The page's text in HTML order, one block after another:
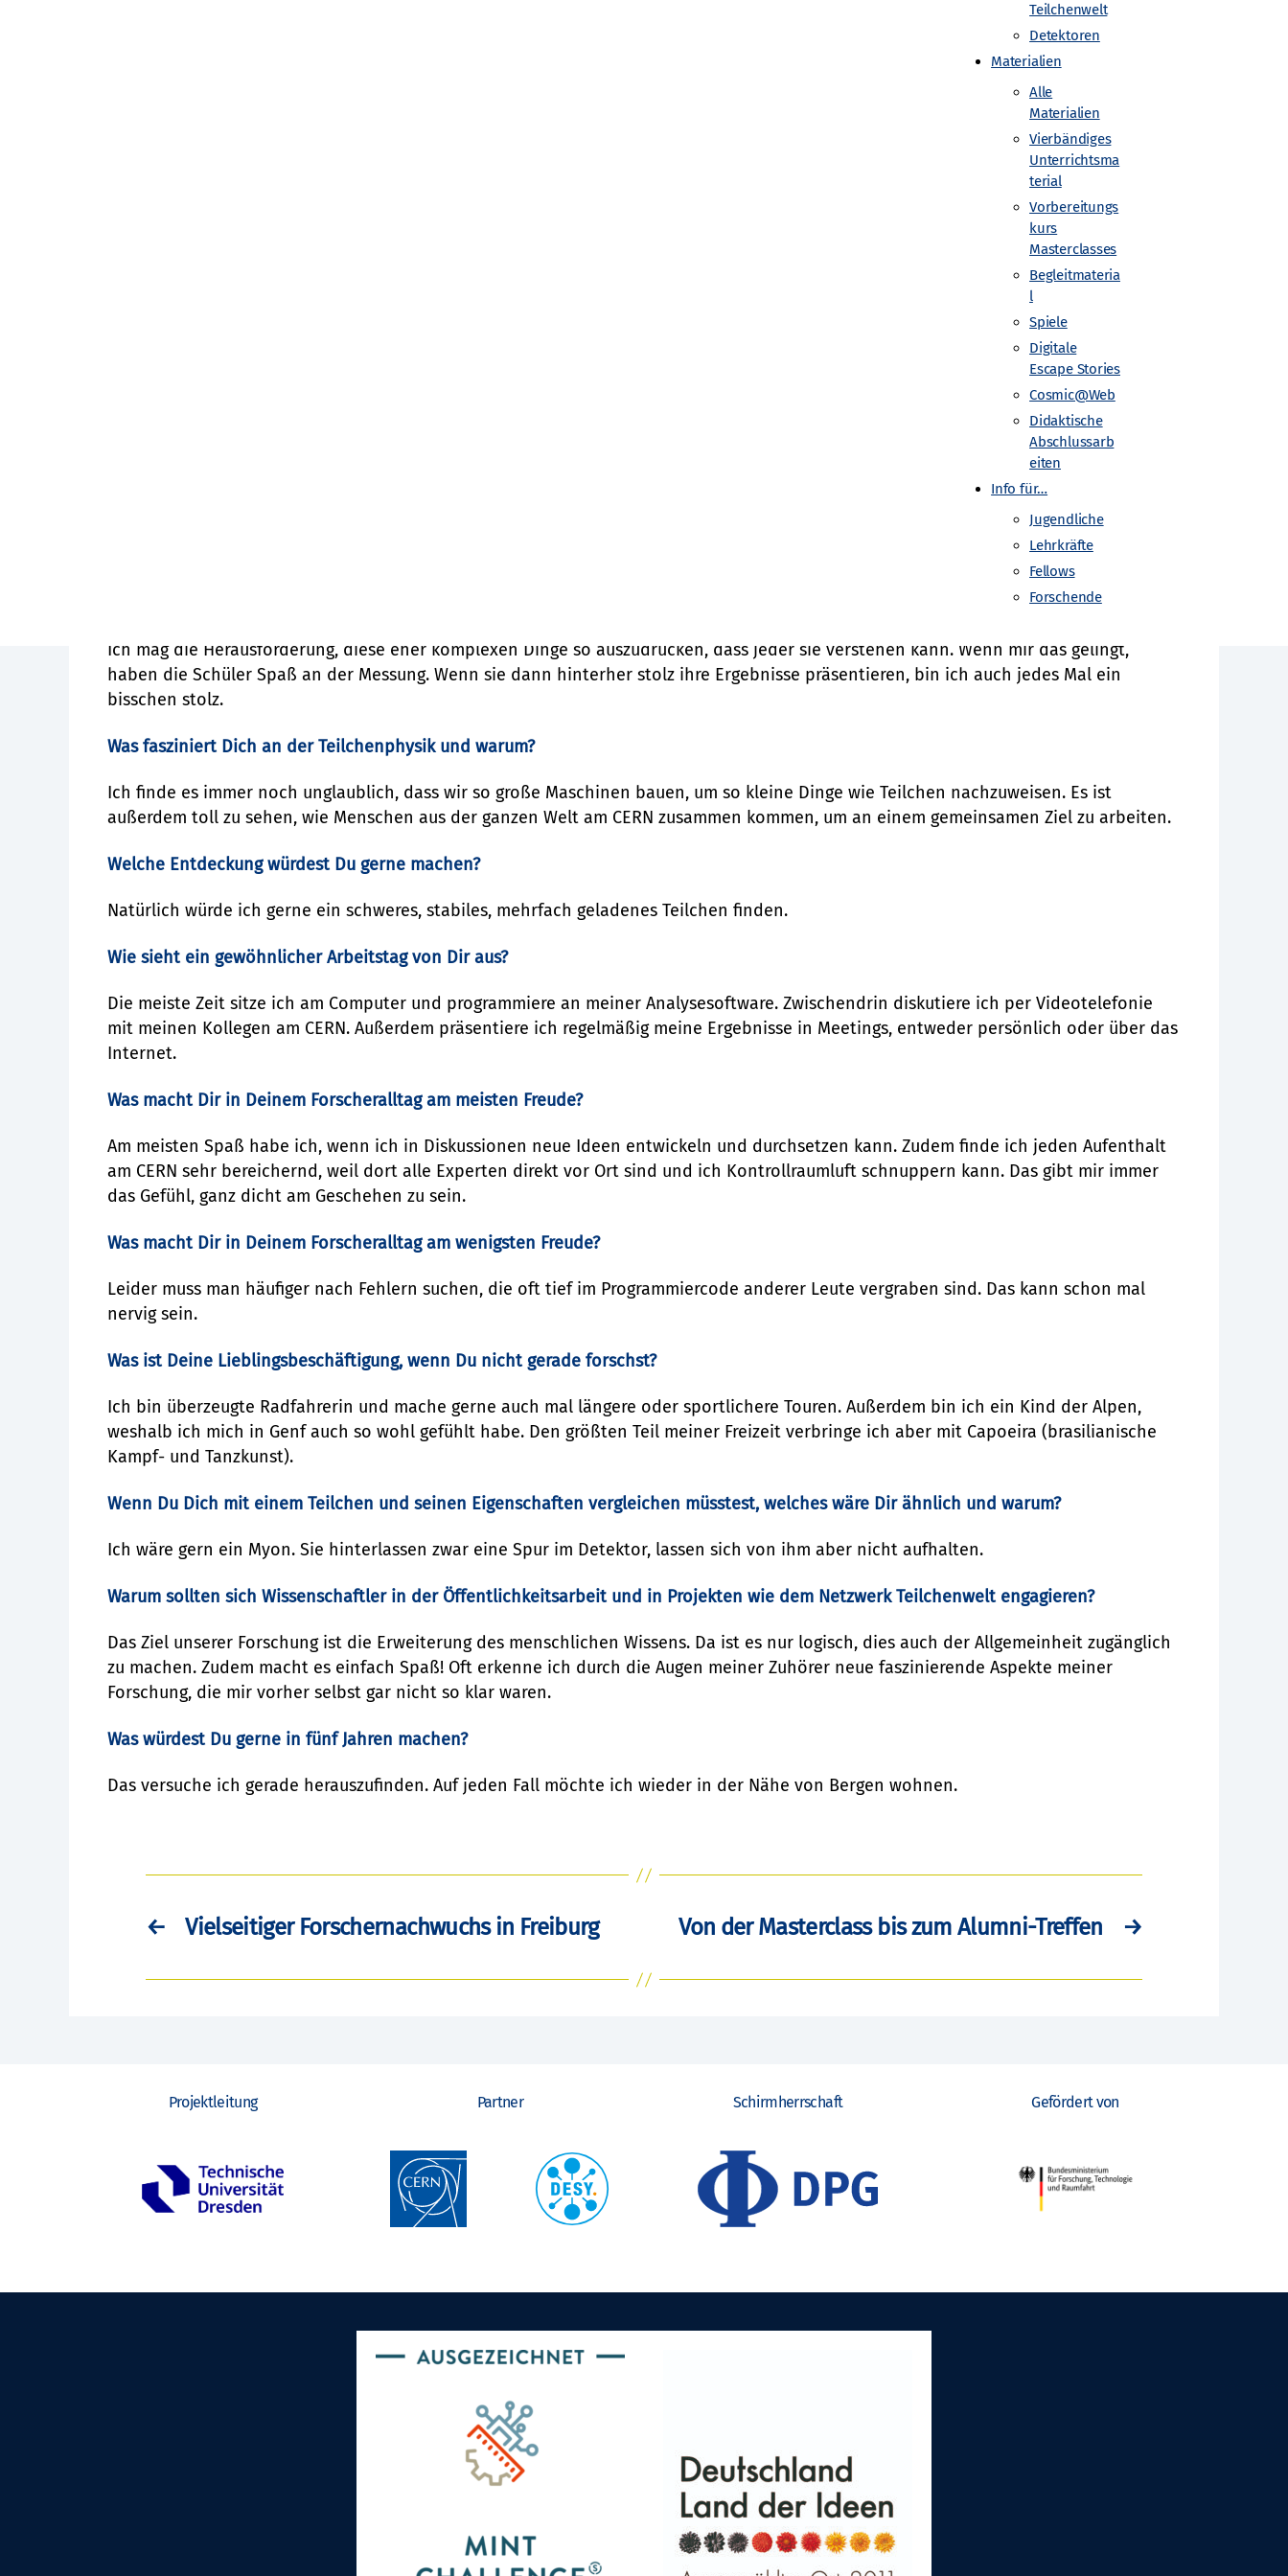
Teilchenwelt
Detektoren
Materialien
Alle
Materialien
Vierbändiges
Unterrichtsma
terial
Vorbereitungs
kurs
Masterclasses
Begleitmateria
l
Spiele
Digitale
Escape Stories
Cosmic@Web
Didaktische
Abschlussarb
eiten
Info für…
Jugendliche
Lehrkräfte
Fellows
Forschende
Ich bin am ATLAS-Experiment am CERN beteiligt. Ich suche nach bisher unbekannten, besonders schweren, aber trotzdem stabilen
Teilchen, die zudem noch mehrere Ladungen tragen können. Gibt es diese Teilchen, können wir sie an der Art erkennen, wie sie eine
Im zweiten Semester meines Physikstudiums war ich auf Studienfahrt am CERN. Dieser Besuch hat mich sehr beeindruckt und ich war
völlig fasziniert davon, dass man solche riesigen Maschinen bauen muss, um nach etwas zu suchen, das so klein ist. Im Studium habe
„Informationsveranstaltungen“ in der Schule immer sehr motiviert und ohne sie wäre ich wohl auch nicht in der Physik gelandet. Ich
Ich mag die Herausforderung, diese eher komplexen Dinge so auszudrücken, dass jeder sie verstehen kann. Wenn mir das gelingt,
haben die Schüler Spaß an der Messung. Wenn sie dann hinterher stolz ihre Ergebnisse präsentieren, bin ich auch jedes Mal ein
bisschen stolz.
Was fasziniert Dich an der Teilchenphysik und warum?
Ich finde es immer noch unglaublich, dass wir so große Maschinen bauen, um so kleine Dinge wie Teilchen nachzuweisen. Es ist
außerdem toll zu sehen, wie Menschen aus der ganzen Welt am CERN zusammen kommen, um an einem gemeinsamen Ziel zu arbeiten.
Welche Entdeckung würdest Du gerne machen?
Natürlich würde ich gerne ein schweres, stabiles, mehrfach geladenes Teilchen finden.
Wie sieht ein gewöhnlicher Arbeitstag von Dir aus?
Die meiste Zeit sitze ich am Computer und programmiere an meiner Analysesoftware. Zwischendrin diskutiere ich per Videotelefonie
mit meinen Kollegen am CERN. Außerdem präsentiere ich regelmäßig meine Ergebnisse in Meetings, entweder persönlich oder über das
Internet.
Was macht Dir in Deinem Forscheralltag am meisten Freude?
Am meisten Spaß habe ich, wenn ich in Diskussionen neue Ideen entwickeln und durchsetzen kann. Zudem finde ich jeden Aufenthalt
am CERN sehr bereichernd, weil dort alle Experten direkt vor Ort sind und ich Kontrollraumluft schnuppern kann. Das gibt mir immer
das Gefühl, ganz dicht am Geschehen zu sein.
Was macht Dir in Deinem Forscheralltag am wenigsten Freude?
Leider muss man häufiger nach Fehlern suchen, die oft tief im Programmiercode anderer Leute vergraben sind. Das kann schon mal
nervig sein.
Was ist Deine Lieblingsbeschäftigung, wenn Du nicht gerade forschst?
Ich bin überzeugte Radfahrerin und mache gerne auch mal längere oder sportlichere Touren. Außerdem bin ich ein Kind der Alpen,
weshalb ich mich in Genf auch so wohl gefühlt habe. Den größten Teil meiner Freizeit verbringe ich aber mit Capoeira (brasilianische
Kampf- und Tanzkunst).
Wenn Du Dich mit einem Teilchen und seinen Eigenschaften vergleichen müsstest, welches wäre Dir ähnlich und warum?
Ich wäre gern ein Myon. Sie hinterlassen zwar eine Spur im Detektor, lassen sich von ihm aber nicht aufhalten.
Warum sollten sich Wissenschaftler in der Öffentlichkeitsarbeit und in Projekten wie dem Netzwerk Teilchenwelt engagieren?
Das Ziel unserer Forschung ist die Erweiterung des menschlichen Wissens. Da ist es nur logisch, dies auch der Allgemeinheit zugänglich
zu machen. Zudem macht es einfach Spaß! Oft erkenne ich durch die Augen meiner Zuhörer neue faszinierende Aspekte meiner
Forschung, die mir vorher selbst gar nicht so klar waren.
Was würdest Du gerne in fünf Jahren machen?
Das versuche ich gerade herauszufinden. Auf jeden Fall möchte ich wieder in der Nähe von Bergen wohnen.
← Vielseitiger Forschernachwuchs in Freiburg →
Von der Masterclass bis zum Alumni-Treffen
Projektleitung Partner Schirmherrschaft Gefördert von